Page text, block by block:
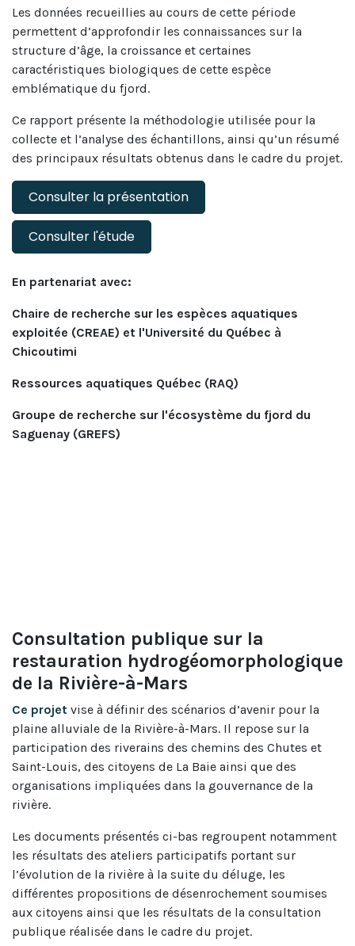
Les données recueillies au cours de cette période
permettent d’approfondir les connaissances sur la
structure d’âge, la croissance et certaines
caractéristiques biologiques de cette espèce
emblématique du fjord.
Ce rapport présente la méthodologie utilisée pour la
collecte et l’analyse des échantillons, ainsi qu’un résumé
des principaux résultats obtenus dans le cadre du projet.
Consulter la présentation
Consulter l'étude
En partenariat avec:
Chaire de recherche sur les espèces aquatiques
exploitée (CREAE) et l'Université du Québec à
Chicoutimi
Ressources aquatiques Québec (RAQ)
Groupe de recherche sur l'écosystème du fjord du
Saguenay (GREFS)
Consultation publique sur la
restauration hydrogéomorphologique
de la Rivière-à-Mars
Ce pro​jet vise à définir des scénarios d’avenir pour la
plaine alluviale de la Rivière-à-Mars. Il repose sur la
participation des riverains des chemins des Chutes et
Saint-Louis, des citoyens de La Baie ainsi que des
organisations impliquées dans la gouvernance de la
rivière.
Les documents présentés ci-bas regroupent notamment
les résultats des ateliers participatifs portant sur
l’évolution de la rivière à la suite du déluge, les
différentes propositions de désenrochement soumises
aux citoyens ainsi que les résultats de la consultation
publique réalisée dans le cadre du projet.